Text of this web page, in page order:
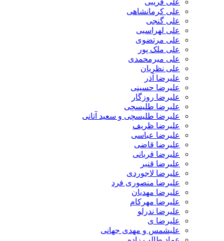
علی کرمانشاهی
علی گنجی
علی لهراسبی
علی مرتضوی
علی ملک پور
علی میرمحمدی
علی نظریان
علیرضا آذر
علیرضا حسینی
علیرضا روزگار
علیرضا طلیسچی
علیرضا طلیسچی و سعید آتانی
علیرضا ظریف
علیرضا عباسی
علیرضا قاضی
علیرضا قربانی
علیرضا قنبر
علیرضا لاجوردی
علیرضا منصوری فرد
علیرضا مهدیان
علیرضا مهرکام
علیرضا ندرلو
علیرضا ی
علیشمس و مهدی جهانی